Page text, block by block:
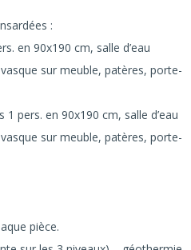
:
en 90x190 cm, salle d’eau
sur meuble, patères, porte-
pers. en 90x190 cm, salle d’eau
sur meuble, patères, porte-
pièce.